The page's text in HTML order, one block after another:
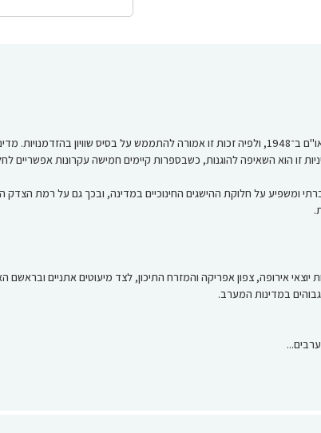
החינוך מוכר כזכות אדם אוניברסלית מאז הכרזת זכויות האדם של האו"ם ב־1948, ולפיה זכות
הוא השאיפה להוגנות, כשבספרות קיימים חמישה עקרונות אפשריים לחלוקת